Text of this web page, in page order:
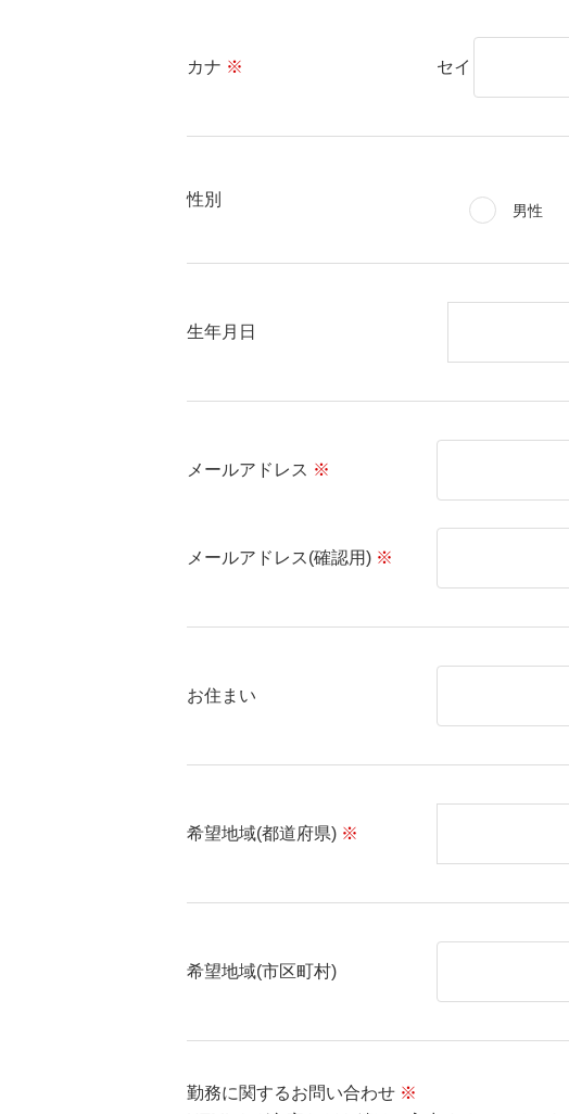
カナ ※ セイ
性別
男性
生年月日
メールアドレス ※
メールアドレス(確認用) ※
お住まい
希望地域(都道府県) ※
希望地域(市区町村)
勤務に関するお問い合わせ ※